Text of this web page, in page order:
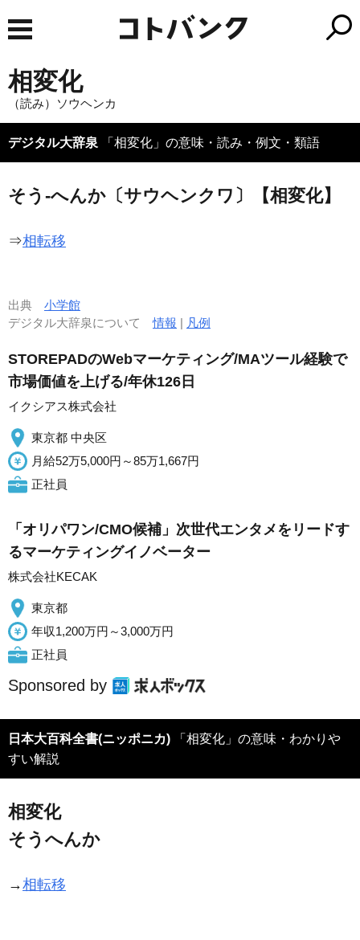
相変化
（読み）ソウヘンカ
デジタル大辞泉 「相変化」の意味・読み・例文・類語
そう‐へんか〔サウヘンクワ〕【相変化】
⇒相転移
出典 小学館
デジタル大辞泉について情報 | 凡例
STOREPADのWebマーケティング/MAツール経験で
市場価値を上げる/年休126日
イクシアス株式会社
東京都 中央区
月給52万5,000円～85万1,667円
正社員
「オリパワン/CMO候補」次世代エンタメをリードす
るマーケティングイノベーター
株式会社KECAK
東京都
年収1,200万円～3,000万円
正社員
Sponsored by
日本大百科全書(ニッポニカ) 「相変化」の意味・わかりや
すい解説
相変化
そうへんか
→相転移